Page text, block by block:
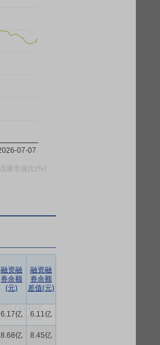
融资融
券余额
(元)
融资融
券余额
差值(元)
6.17亿 6.11亿
8.68亿 8.45亿